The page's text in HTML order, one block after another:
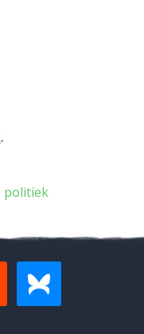
.
politiek